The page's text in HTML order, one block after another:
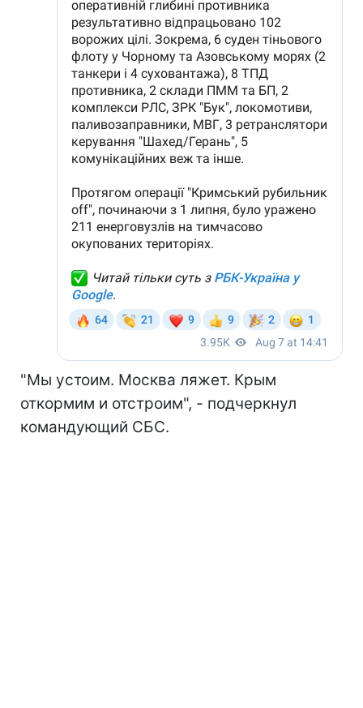
"Мы устоим. Москва ляжет. Крым
откормим и отстроим", - подчеркнул
командующий СБС.